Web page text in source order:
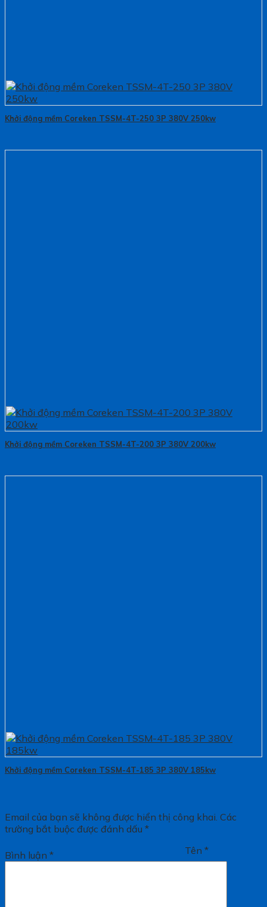
Khởi động mềm Coreken TSSM-4T-250 3P 380V 250kw
Khởi động mềm Coreken TSSM-4T-200 3P 380V 200kw
Khởi động mềm Coreken TSSM-4T-185 3P 380V 185kw
Email của bạn sẽ không được hiển thị công khai. Các
trường bắt buộc được đánh dấu *
Bình luận * Tên*